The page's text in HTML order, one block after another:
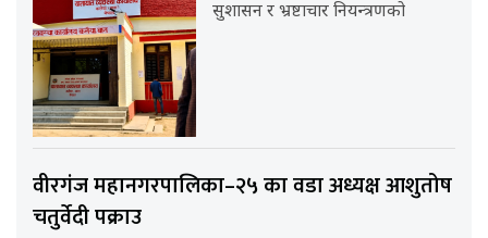
सुशासन र भ्रष्टाचार नियन्त्रणको
वीरगंज महानगरपालिका–२५ का वडा अध्यक्ष आशुतोष
चतुर्वेदी पक्राउ